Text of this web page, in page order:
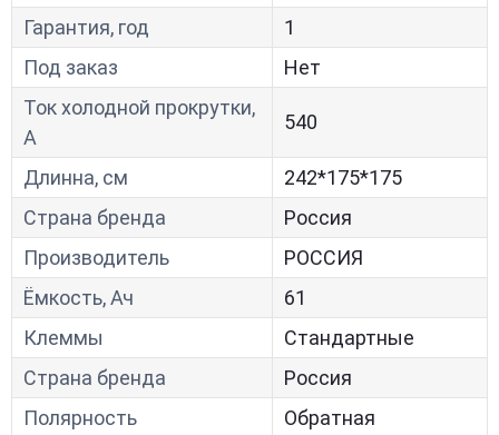
Гарантия, год
1
Под заказ
Нет
Ток холодной прокрутки,
A
540
Длинна, см
242*175*175
Страна бренда
Россия
Производитель
РОССИЯ
Ёмкость, Ач
61
Клеммы
Стандартные
Страна бренда
Россия
Полярность
Обратная